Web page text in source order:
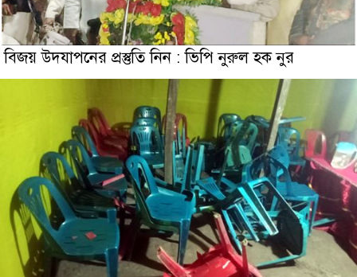
বিজয় উদযাপনের প্রস্তুতি নিন : ভিপি নুরুল হক নুর